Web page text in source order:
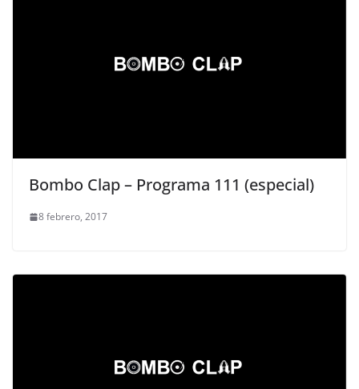
Bombo Clap – Programa 111 (especial)
8 febrero, 2017